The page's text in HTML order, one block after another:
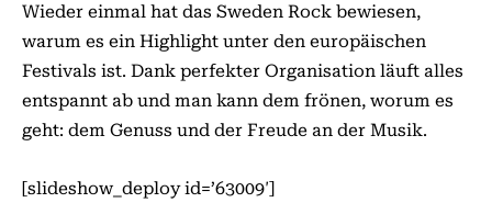
Wieder einmal hat das Sweden Rock bewiesen,
warum es ein Highlight unter den europäischen
Festivals ist. Dank perfekter Organisation läuft alles
entspannt ab und man kann dem frönen, worum es
geht: dem Genuss und der Freude an der Musik.
[slideshow_deploy id=’63009′]